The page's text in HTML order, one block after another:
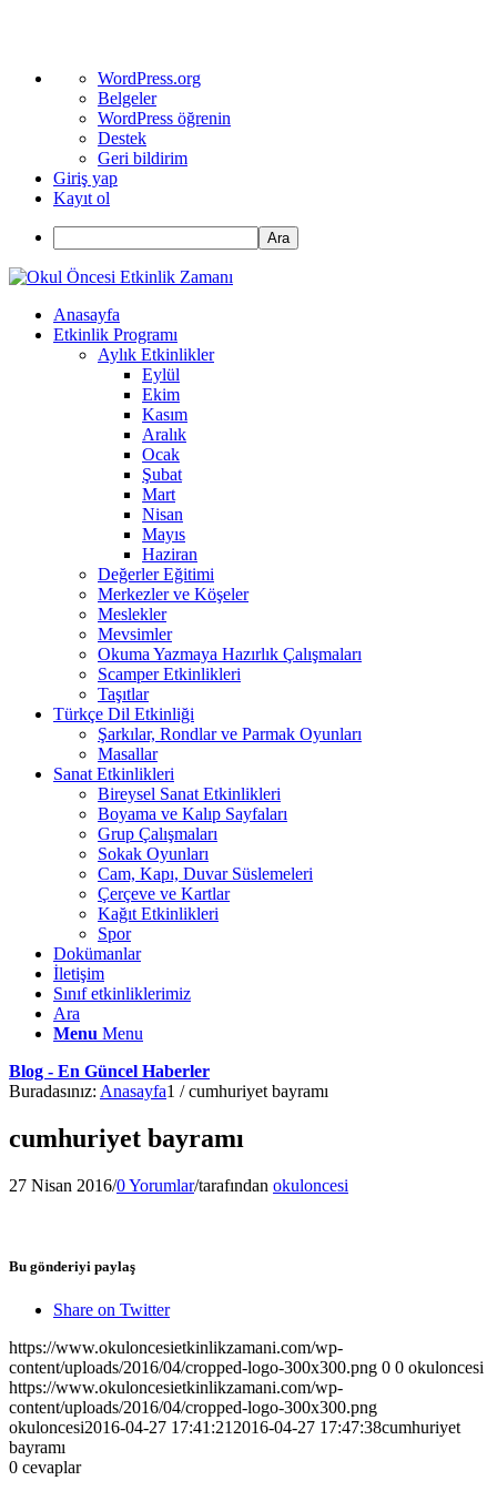
WordPress
hakkında
WordPress.org
Belgeler
WordPress öğrenin
Destek
Geri bildirim
Giriş yap
Kayıt ol
Ara
Anasayfa
Etkinlik Programı
Aylık Etkinlikler
Eylül
Ekim
Kasım
Aralık
Ocak
Şubat
Mart
Nisan
Mayıs
Haziran
Değerler Eğitimi
Merkezler ve Köşeler
Meslekler
Mevsimler
Okuma Yazmaya Hazırlık Çalışmaları
Scamper Etkinlikleri
Taşıtlar
Türkçe Dil Etkinliği
Şarkılar, Rondlar ve Parmak Oyunları
Masallar
Sanat Etkinlikleri
Bireysel Sanat Etkinlikleri
Boyama ve Kalıp Sayfaları
Grup Çalışmaları
Sokak Oyunları
Cam, Kapı, Duvar Süslemeleri
Çerçeve ve Kartlar
Kağıt Etkinlikleri
Spor
Dokümanlar
İletişim
Sınıf etkinliklerimiz
Ara
Menu Menu
Blog - En Güncel Haberler
Buradasınız: Anasayfa1 / cumhuriyet bayramı
cumhuriyet bayramı
27 Nisan 2016/0 Yorumlar/tarafından okuloncesi
Bu gönderiyi paylaş
Share on Twitter
https://www.okuloncesietkinlikzamani.com/wp-
content/uploads/2016/04/cropped-logo-300x300.png 0 0 okuloncesi
https://www.okuloncesietkinlikzamani.com/wp-
content/uploads/2016/04/cropped-logo-300x300.png
okuloncesi2016-04-27 17:41:21 2016-04-27 17:47:38cumhuriyet
bayramı
0 cevaplar